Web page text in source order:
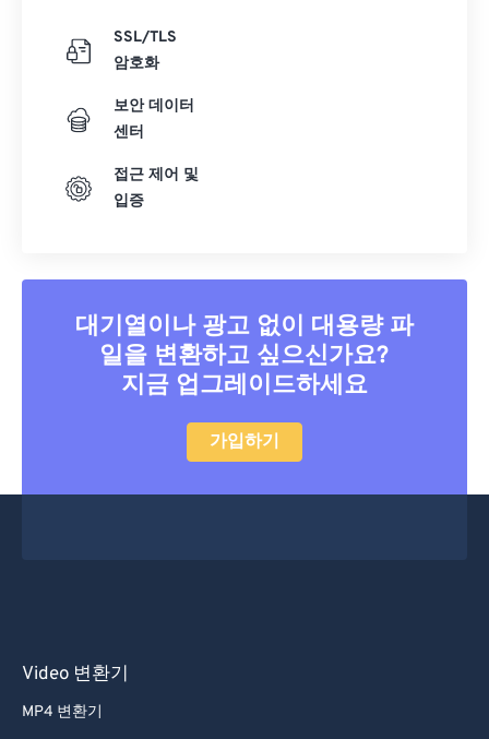
SSL/TLS
암호화
보안 데이터
센터
접근 제어 및
입증
대기열이나 광고 없이 대용량 파
일을 변환하고 싶으신가요?
지금 업그레이드하세요
가입하기
Video 변환기
MP4 변환기